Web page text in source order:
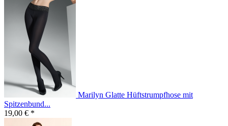
Marilyn Glatte Hüftstrumpfhose mit
Spitzenbund...
19,00 € *